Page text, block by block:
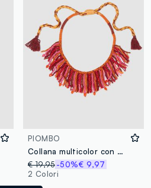
PIOMBO
Collana multicolor con perline e frange
€ 19,95 -50%€ 9,97
2 Colori